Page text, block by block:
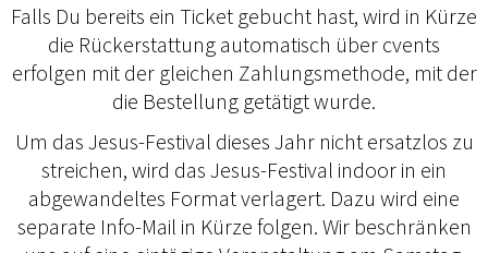
Falls Du bereits ein Ticket gebucht hast, wird in Kürze
die Rückerstattung automatisch über cvents
erfolgen mit der gleichen Zahlungsmethode, mit der
die Bestellung getätigt wurde.
Um das Jesus-Festival dieses Jahr nicht ersatzlos zu
streichen, wird das Jesus-Festival indoor in ein
abgewandeltes Format verlagert. Dazu wird eine
separate Info-Mail in Kürze folgen. Wir beschränken